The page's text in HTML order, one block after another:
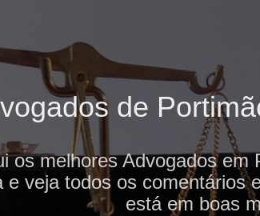
de
os melhores Advogados
e veja todos os comentários
está em boas